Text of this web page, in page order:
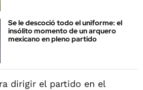
Se le descoció todo el uniforme: el
insólito momento de un arquero
mexicano en pleno partido
dirigir el partido en el